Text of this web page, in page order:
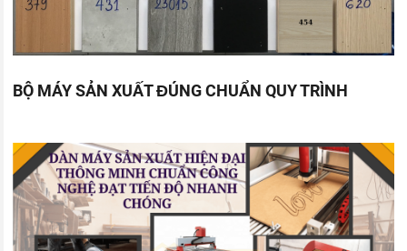
BỘ MÁY SẢN XUẤT ĐÚNG CHUẨN QUY TRÌNH